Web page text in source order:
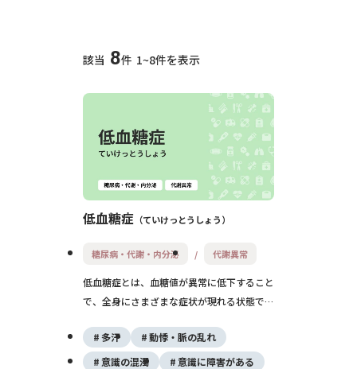
該当 8件 1~8件を表示
低血糖症 ていけっとうしょう
糖尿病・代謝・内分泌 代謝異常
低血糖症とは、血糖値が異常に低下すること
で、全身にさまざまな症状が現れる状態で
腹や過度の運動、アルコール摂取でも起こる
ことがあります。早期の補食と適切な治療が
多汗
動悸・脈の乱れ
意識の混濁
意識に障害がある